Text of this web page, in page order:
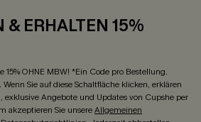
ERHALTEN 15%
OHNE MBW! *Ein Code pro Bestellung.
Sie auf diese Schaltfläche klicken, erklären
exklusive Angebote und Updates von Cupshe per
akzeptieren Sie unsereAllgemeinen